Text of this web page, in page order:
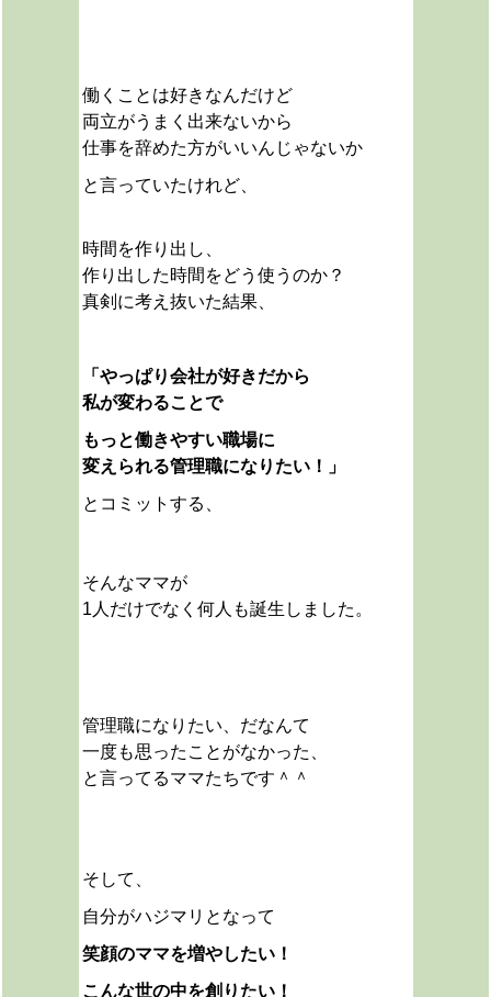
働くことは好きなんだけど
両立がうまく出来ないから
仕事を辞めた方がいいんじゃないか
と言っていたけれど、
時間を作り出し、
作り出した時間をどう使うのか？
真剣に考え抜いた結果、
「 やっぱり会社が好きだから
私が変わることで
もっと働きやすい職場に
変えられる管理職になりたい！」
とコミットする、
そんなママが
1人だけでなく何人も誕生しました。
管理職になりたい、だなんて
一度も思ったことがなかった、
と言ってるママたちです＾＾
そして、
自分がハジマリとなって
笑顔のママを増やしたい！
こんな世の中を創りたい！